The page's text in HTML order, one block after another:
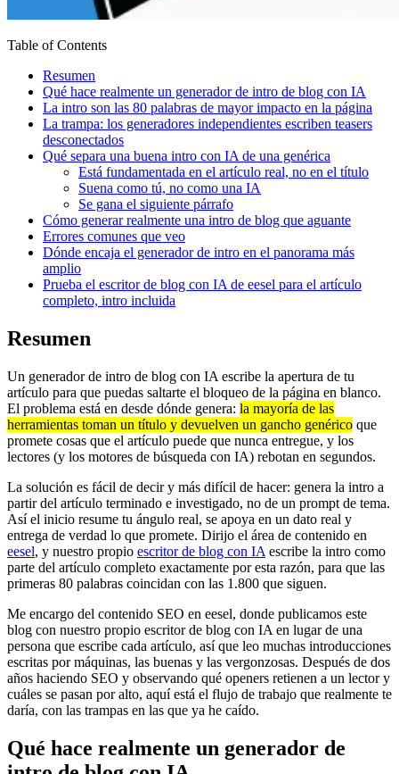
Table of Contents
Resumen
Qué hace realmente un generador de intro de blog con IA
La intro son las 80 palabras de mayor impacto en la página
La trampa: los generadores independientes escriben teasers
desconectados
Qué separa una buena intro con IA de una genérica
Está fundamentada en el artículo real, no en el título
Suena como tú, no como una IA
Se gana el siguiente párrafo
Cómo generar realmente una intro de blog que aguante
Errores comunes que veo
Dónde encaja el generador de intro en el panorama más
amplio
Prueba el escritor de blog con IA de eesel para el artículo
completo, intro incluida
Resumen
Un generador de intro de blog con IA escribe la apertura de tu
artículo para que puedas saltarte el bloqueo de la página en blanco.
El problema está en desde dónde genera: la mayoría de las
herramientas toman un título y devuelven un gancho genérico que
promete cosas que el artículo puede que nunca entregue, y los
lectores (y los motores de búsqueda con IA) rebotan en segundos.
La solución es fácil de decir y más difícil de hacer: genera la intro a
partir del artículo terminado e investigado, no de un prompt de tema.
Así el inicio resume tu ángulo real, se apoya en un dato real y
entrega de verdad lo que promete. Dirijo el área de contenido en
eesel, y nuestro propio escritor de blog con IA escribe la intro como
parte del artículo completo exactamente por esta razón, para que las
primeras 80 palabras coincidan con las 1.800 que siguen.
Me encargo del contenido SEO en eesel, donde publicamos este
blog con nuestro propio escritor de blog con IA en lugar de una
persona que escribe cada artículo, así que leo muchas introducciones
escritas por máquinas, las buenas y las vergonzosas. Después de dos
años haciendo SEO y observando qué openers retienen a un lector y
cuáles se pasan por alto, aquí está el flujo de trabajo que realmente te
daría, con las trampas en las que ya he caído.
Qué hace realmente un generador de